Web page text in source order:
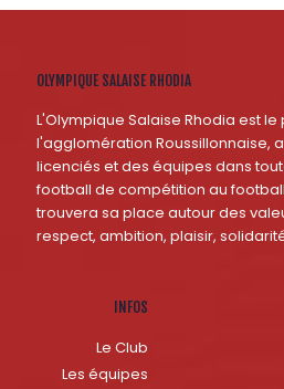
OLYMPIQUE SALAISE RHODIA
L'Olympique Salaise Rhodia est
l'agglomération Roussillonnaise,
licenciés et des équipes dans
football de compétition au
trouvera sa place autour des
respect, ambition, plaisir,
INFOS
Le Club
Les équipes